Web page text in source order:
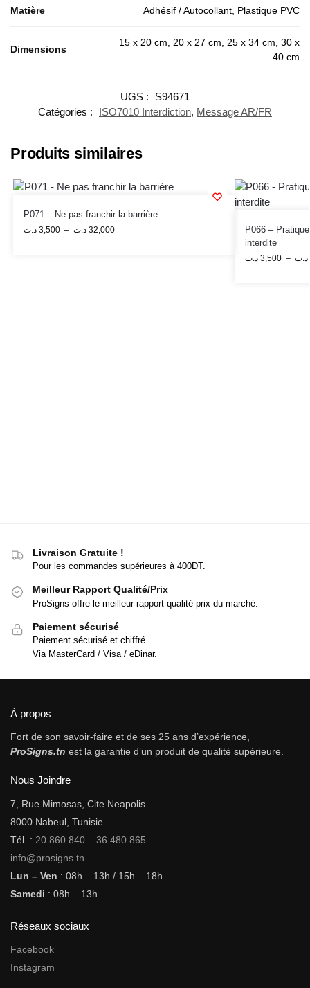
Matière Adhésif / Autocollant, Plastique PVC
Dimensions
15 x 20 cm, 20 x 27 cm, 25 x 34 cm, 30 x
40 cm
UGS :
S94671
Catégories :
ISO7010 Interdiction, Message AR/FR
Produits similaires
P071 – Ne pas franchir la barrière
3,500 د.ت – 32,000 د.ت
P066 –
interdite
3,500 د.ت – د.ت
Livraison Gratuite !
Pour les commandes supérieures à 400DT.
Meilleur Rapport Qualité/Prix
ProSigns offre le meilleur rapport qualité prix du marché.
Paiement sécurisé
Paiement sécurisé et chiffré.
Via MasterCard / Visa / eDinar.
À propos
Fort de son savoir-faire et de ses 25 ans d’expérience,
ProSigns.tn est la garantie d’un produit de qualité supérieure.
Nous Joindre
7, Rue Mimosas, Cite Neapolis
8000 Nabeul, Tunisie
Tél. : 20 860 840 – 36 480 865
info@prosigns.tn
Lun – Ven : 08h – 13h / 15h – 18h
Samedi : 08h – 13h
Réseaux sociaux
Facebook
Instagram